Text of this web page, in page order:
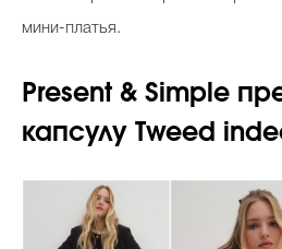
мини-платья.
Present & Simple
капсулу Tweed